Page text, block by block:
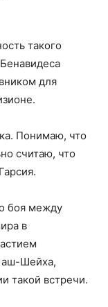
такого
для
Понимаю, что
считаю, что
боя между
в
аш-Шейха,
такой встречи.